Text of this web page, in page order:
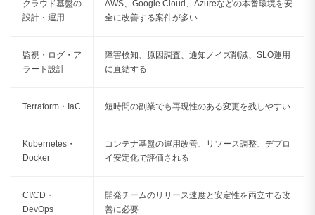
クラウド基盤の
設計・運用
AWS、Google Cloud、Azureなどの本番環境を安
全に改善する案件が多い
監視・ログ・ア
ラート設計
障害検知、原因調査、通知ノイズ削減、SLO運用
に直結する
Terraform・IaC 短時間の副業でも再現性のある変更を残しやすい
Kubernetes・
Docker
コンテナ基盤の運用改善、リソース調整、デプロ
イ安定化で評価される
CI/CD・
DevOps
開発チームのリリース速度と安定性を両立する改
善に必要